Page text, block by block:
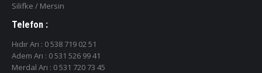
Silifke / Mersin
Telefon :
Hıdır Arı : 0 538 719 02 51
Adem Arı : 0 531 526 99 41
Merdal Arı : 0 531 720 73 45